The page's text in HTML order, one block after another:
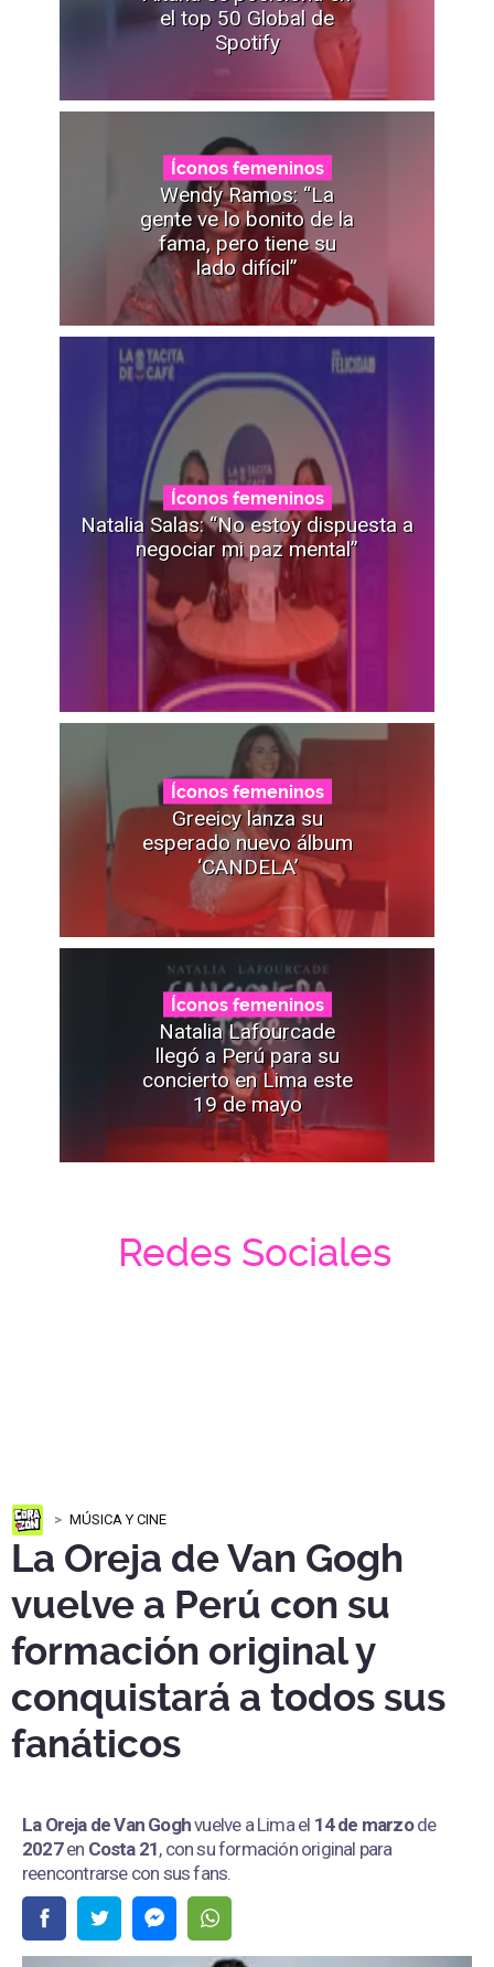
el top 50 Global de
Spotify
Íconos femeninos
Wendy Ramos: “La
gente ve lo bonito de la
fama, pero tiene su
lado difícil”
Íconos femeninos
Natalia Salas: “No estoy dispuesta a
negociar mi paz mental”
Íconos femeninos
Greeicy lanza su
esperado nuevo álbum
‘CANDELA’
Íconos femeninos
Natalia Lafourcade
llegó a Perú para su
concierto en Lima este
19 de mayo
Redes Sociales
MÚSICA Y CINE
La Oreja de Van Gogh
vuelve a Perú con su
formación original y
conquistará a todos sus
fanáticos
La Oreja de Van Goghvuelve a Lima el 14 de marzode
2027en Costa 21, con su formación original para
reencontrarse con sus fans.